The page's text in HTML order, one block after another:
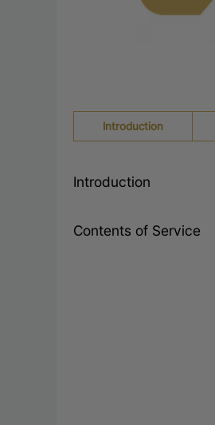
Introduction
Introduction
Contents of Service